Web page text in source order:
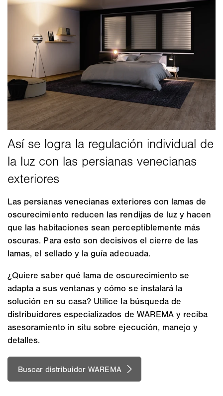
Las persianas venecianas exteriores con lamas de
oscurecimiento reducen las rendijas de luz y hacen
que las habitaciones sean perceptiblemente más
oscuras. Para esto son decisivos el cierre de las
lamas, el sellado y la guía adecuada.
¿Quiere saber qué lama de oscurecimiento se
adapta a sus ventanas y cómo se instalará la
solución en su casa? Utilice la búsqueda de
distribuidores especializados de WAREMA y reciba
asesoramiento in situ sobre ejecución, manejo y
detalles.